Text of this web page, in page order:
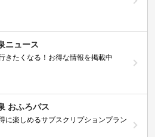
ニュース
きたくなる！お得な情報を掲載中
おふろパス
に楽しめるサブスクリプションプラン